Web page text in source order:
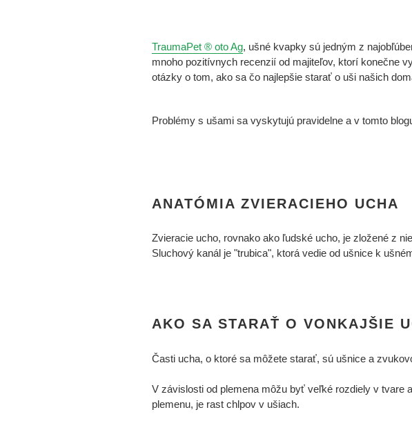
TraumaPet ® oto Ag, ušné kvapky sú jedným z
mnoho pozitívnych recenzií od majiteľov, ktorí konečne
otázky o tom, ako sa čo najlepšie starať o uši našich
Problémy s ušami sa vyskytujú pravidelne a v tomto
ANATÓMIA ZVIERACIEHO UCHA
Zvieracie ucho, rovnako ako ľudské ucho, je zložené z
Sluchový kanál je "trubica", ktorá vedie od ušnice k
AKO SA STARAŤ O VONKAJŠIE
Časti ucha, o ktoré sa môžete starať, sú ušnice a
V závislosti od plemena môžu byť veľké rozdiely v tvare
plemenu, je rast chlpov v ušiach.